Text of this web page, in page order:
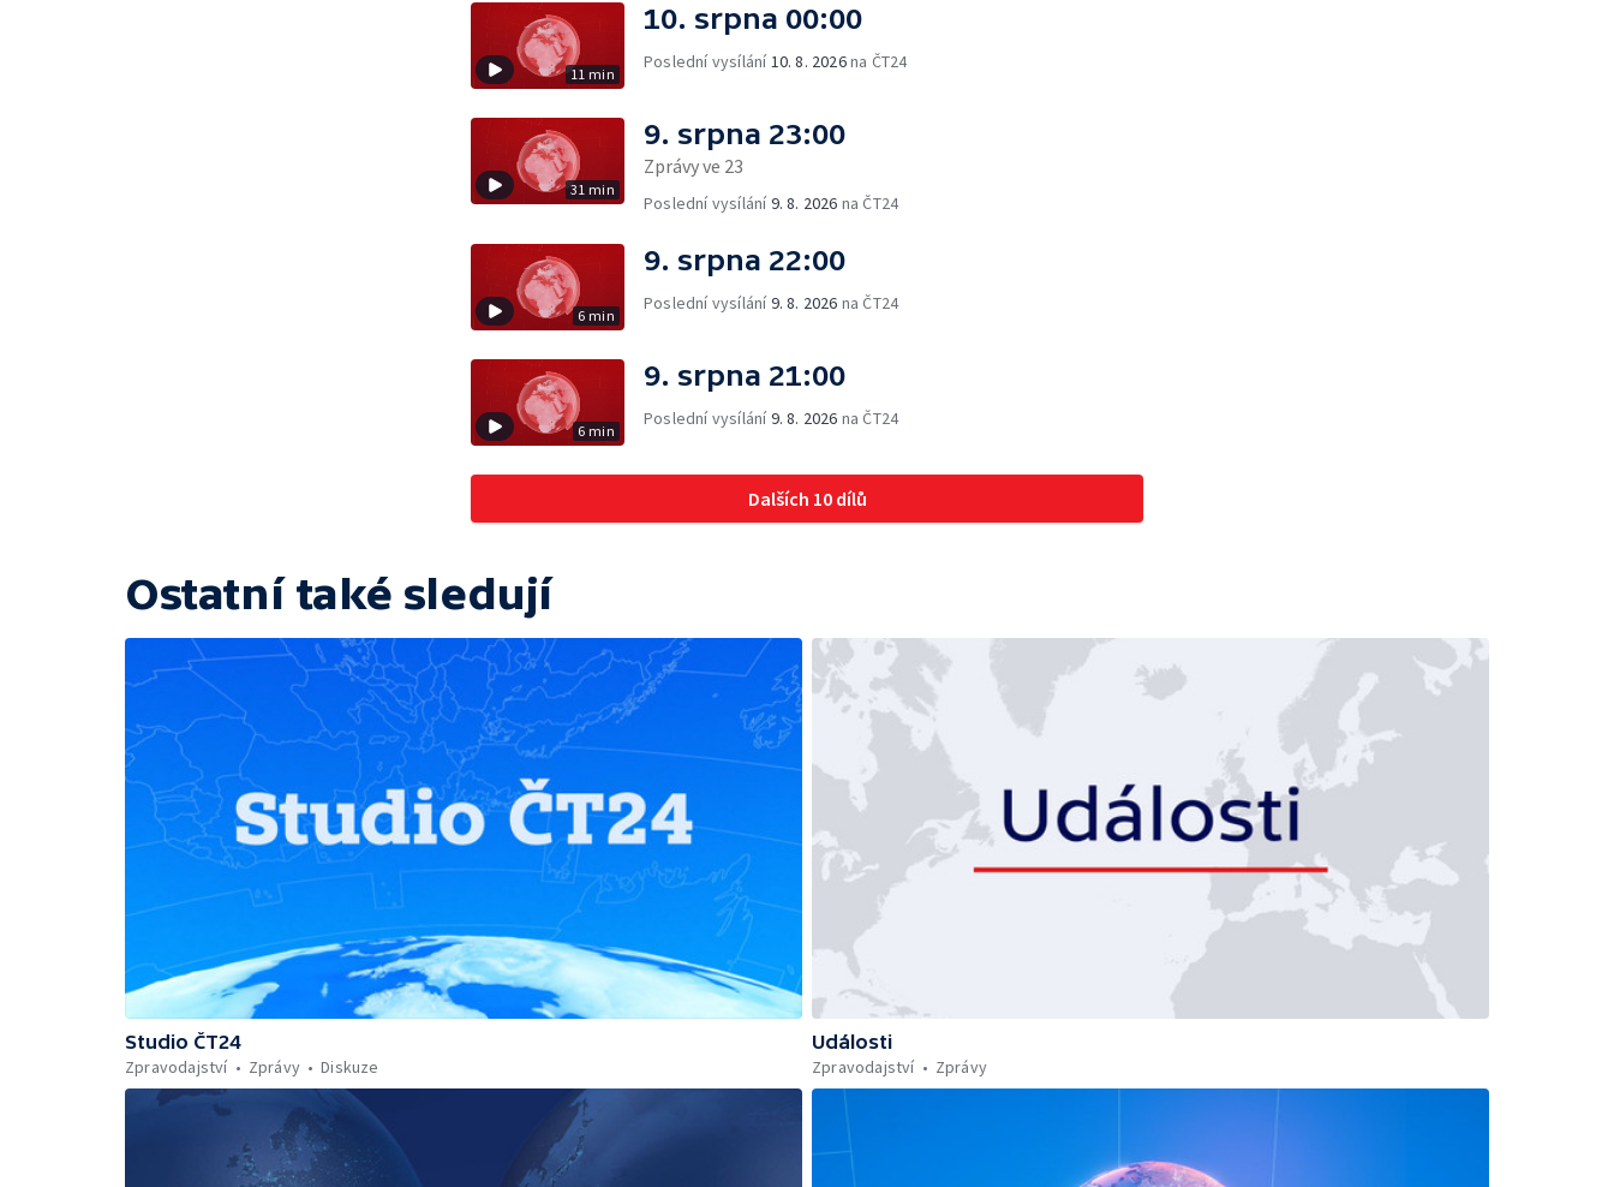
11 min
10. srpna 00:00
Poslední vysílání 10. 8. 2026na ČT24
31 min
9. srpna 23:00
Zprávy ve 23
Poslední vysílání9. 8. 2026 na ČT24
6 min
9. srpna 22:00
Poslední vysílání9. 8. 2026 na ČT24
6 min
9. srpna 21:00
Poslední vysílání9. 8. 2026 na ČT24
Dalších 10 dílů
Ostatní také sledují
Studio ČT24
Zpravodajství
Zprávy Diskuze
Události
Zpravodajství
Zprávy